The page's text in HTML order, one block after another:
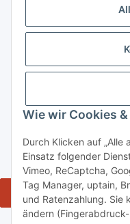
Wie wir Cookies
Durch Klicken auf „Alle
Einsatz folgender
Vimeo, ReCaptcha,
Tag Manager, uptain,
und Ratenzahlung. Sie
ändern
Wirkung für die Zukunft
Gesetzliche
Informationen
Widerrufsbutton
* Alle Preise inkl. gesetzlicher